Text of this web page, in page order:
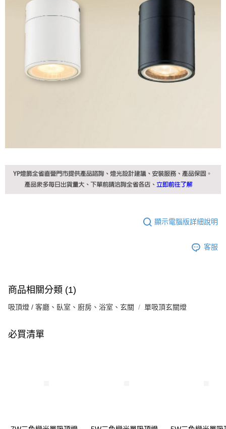
顯示電腦版詳細說明
客服
商品相關分類 (1)
吸頂燈 / 客廳、臥室、廚房、浴室、玄關 單吸頂玄關燈
必買清單